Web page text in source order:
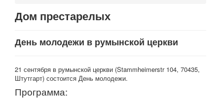
Дом престарелых
День молодежи в румынской церкви
21 сентября в румынской церкви (Stammheimerstr 104, 70435,
Штутгарт) состоится День молодежи.
Программа: